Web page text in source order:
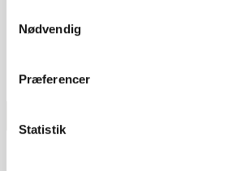
Nødvendig
Præferencer
Statistik